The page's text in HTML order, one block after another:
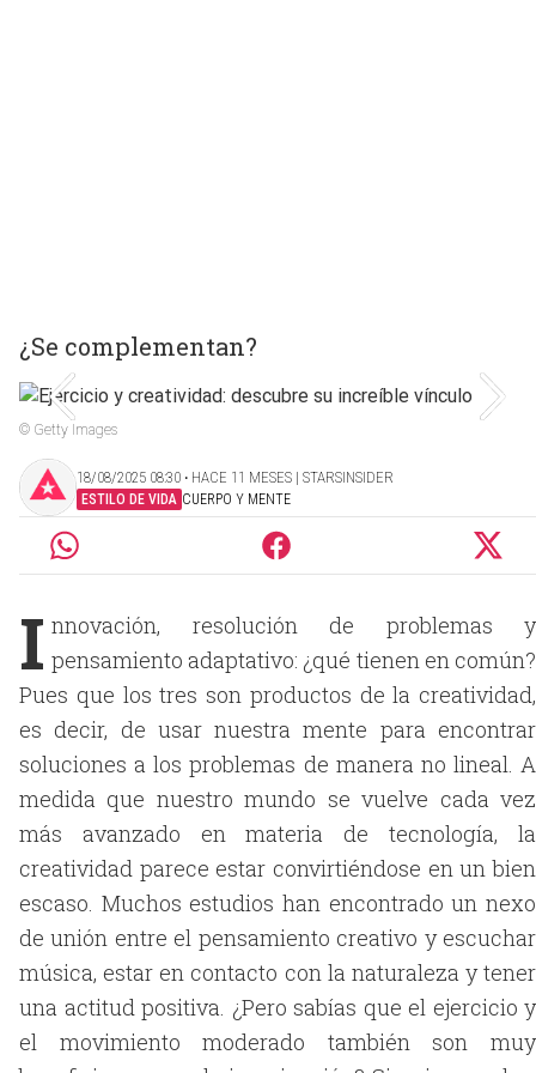
¿Se complementan?
© Getty Images
18/08/2025 08:30 ‧ HACE 11 MESES | STARSINSIDER
ESTILO DE VIDA CUERPO Y MENTE
I nnovación, resolución de problemas y
pensamiento adaptativo: ¿qué tienen en común?
Pues que los tres son productos de la creatividad,
es decir, de usar nuestra mente para encontrar
soluciones a los problemas de manera no lineal. A
medida que nuestro mundo se vuelve cada vez
más avanzado en materia de tecnología, la
creatividad parece estar convirtiéndose en un bien
escaso. Muchos estudios han encontrado un nexo
de unión entre el pensamiento creativo y escuchar
música, estar en contacto con la naturaleza y tener
una actitud positiva. ¿Pero sabías que el ejercicio y
el movimiento moderado también son muy